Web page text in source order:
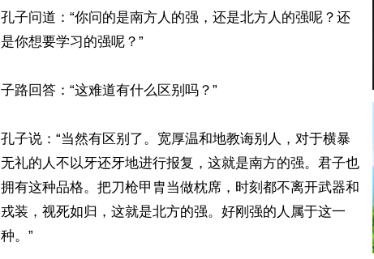
孔子问道：“你问的是南方人的强，还是北方人的强呢？还
是你想要学习的强呢？”
子路回答：“这难道有什么区别吗？”
孔子说：“当然有区别了。宽厚温和地教诲别人，对于横暴
无礼的人不以牙还牙地进行报复，这就是南方的强。君子也
拥有这种品格。把刀枪甲胄当做枕席，时刻都不离开武器和
戎装，视死如归，这就是北方的强。好刚强的人属于这一
种。”